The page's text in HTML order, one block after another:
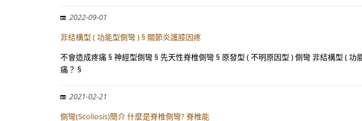
2022-09-01
非結構型 ( 功能型側彎 ) § 關節炎護膝因疼
不會造成疼痛 § 神經型側彎 § 先天性脊椎側彎 § 原發型 ( 不明原因型 ) 側彎 非結構型 (
痛？ §
2021-02-21
側彎(Scoliosis)簡介 什麼是脊椎側彎? 脊椎能